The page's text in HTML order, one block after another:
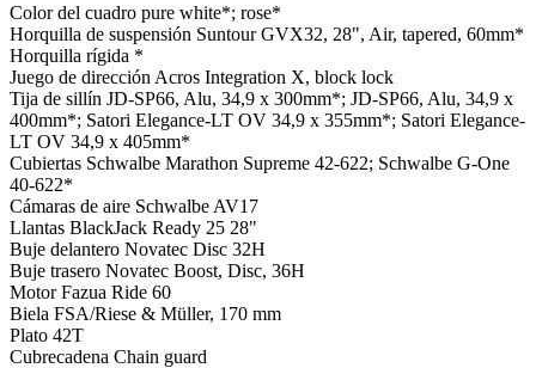
Color del cuadro pure white*; rose*
Horquilla de suspensión Suntour GVX32, 28", Air, tapered, 60mm*
Horquilla rígida *
Juego de dirección Acros Integration X, block lock
Tija de sillín JD-SP66, Alu, 34,9 x 300mm*; JD-SP66, Alu, 34,9 x
400mm*; Satori Elegance-LT OV 34,9 x 355mm*; Satori Elegance-
LT OV 34,9 x 405mm*
Cubiertas Schwalbe Marathon Supreme 42-622; Schwalbe G-One
40-622*
Cámaras de aire Schwalbe AV17
Llantas BlackJack Ready 25 28"
Buje delantero Novatec Disc 32H
Buje trasero Novatec Boost, Disc, 36H
MotorFazua Ride 60
Biela FSA/Riese & Müller, 170 mm
Plato 42T
Cubrecadena Chain guard